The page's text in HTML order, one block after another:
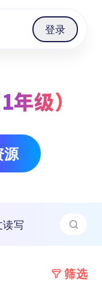
登录
级）
源
读写
筛选